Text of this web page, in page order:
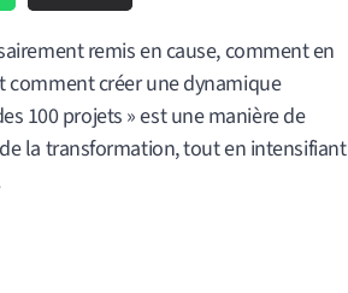
remis en cause, comment en
comment créer une dynamique
100 projets » est une manière de
la transformation, tout en intensifiant